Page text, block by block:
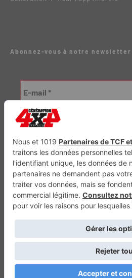
Abonnez-vous à notre newsletter
Génération Electrique Génération Sans
Retour en